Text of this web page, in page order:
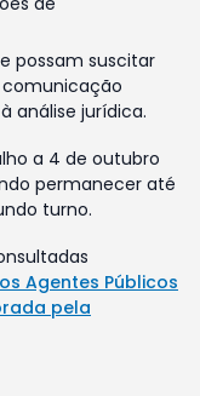
possam suscitar
comunicação
análise jurídica.
a 4 de outubro
permanecer até
turno.
Agentes Públicos
pela